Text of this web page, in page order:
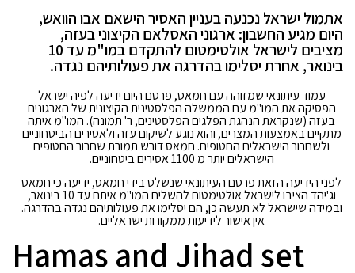
אתמול ישראל נכנעה בעניין האסיר הישאם אבו הוואש,
היום מגיע החשבון: ארגוני האסלאם הקיצוני בעזה,
מציבים לישראל אולטימטום להתקדם במו"מ עד 10
בינואר, אחרת יסלימו בהדרגה את פעולותיהם נגדה.
עמוד עיתונאי שמזוהה עם חמאס, פרסם היום ידיעה לפיה ישראל
הפסיקה את המו"מ עם הממשלה הפלסטינית הקיצונית של הארגונים
בעזה (שנקראת הנהגת הפלגים הפלסטינים, ר' תמונה). המו"מ איתה
מתקיים באמצעות המצרים, והוא נוגע לשיקום עזה ולאסירים הביטחוניים
ולשחרור הישראלים החטופים. חמאס דורש תמורת שחרור החטופים
הישראלים יותר מ 1100 אסירים ביטחוניים.
לפני הידיעה הזאת פרסם העיתונאי שנשלט בידי חמאס, ידיעה כי חמאס
וג'יהד הציבו לישראל אולטימטום להשלים המו"מ איתם עד 10 בינואר,
ובמידה שישראל לא תעשה כן, הם יסלימו את פעולותיהם נגדה בהדרגה.
אין אישור לידיעות ממקורות ישראליים.
Hamas and Jihad set